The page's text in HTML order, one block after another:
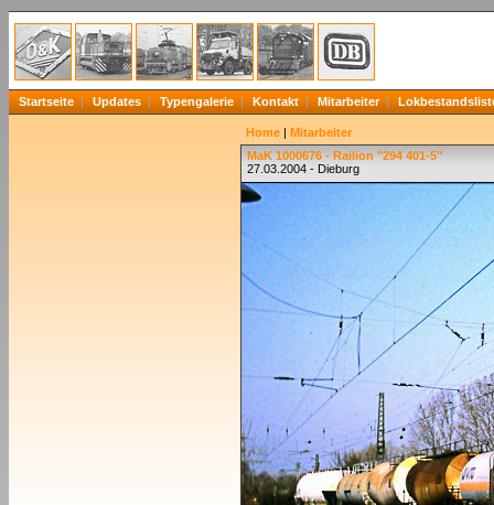
Startseite Updates Typengalerie Kontakt Mitarbeiter
Home | Mitarbeiter
MaK 1000676 - Railion "294 401-5"
27.03.2004 - Dieburg